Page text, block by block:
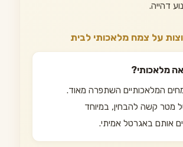
דהייה.
על צמח מלאכותי לבית
מלאכותי?
המלאכותיים השתפרה מאוד.
מטר קשה להבחין, במיוחד
אותם באגרטל אמיתי.